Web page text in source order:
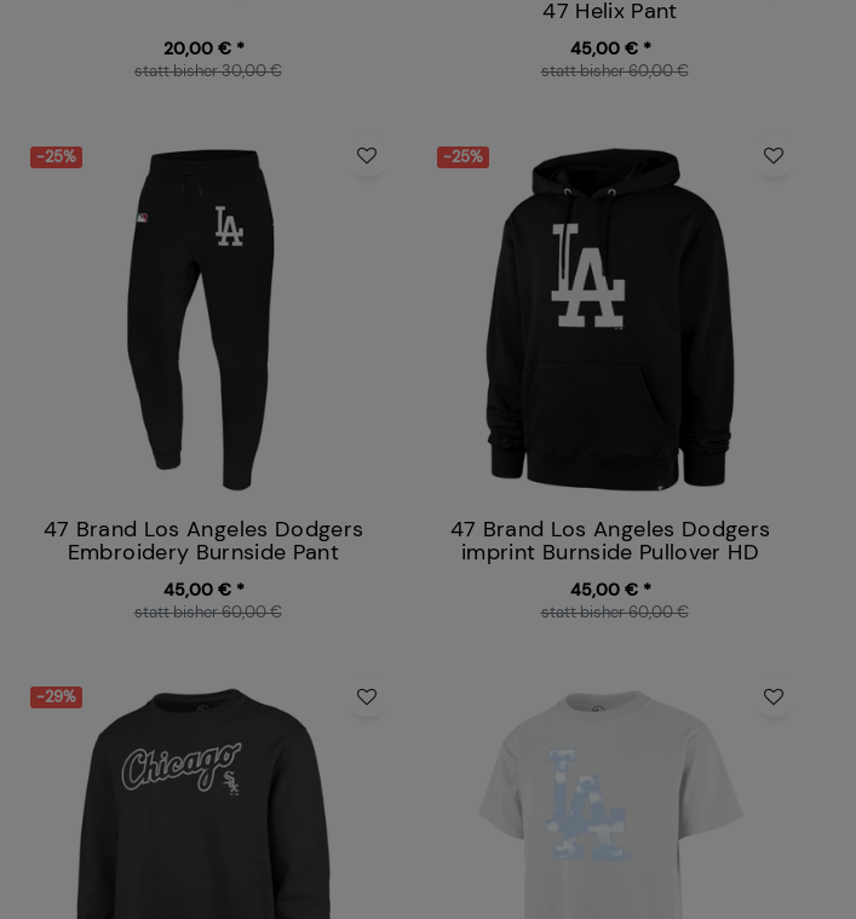
20,00 € *
statt bisher 30,00 €
47 Helix Pant
45,00 € *
statt bisher 60,00 €
-25%
47 Brand Los Angeles Dodgers
Embroidery Burnside Pant
45,00 € *
statt bisher 60,00 €
-25%
47 Brand Los Angeles Dodgers
imprint Burnside Pullover HD
45,00 € *
statt bisher 60,00 €
-29%